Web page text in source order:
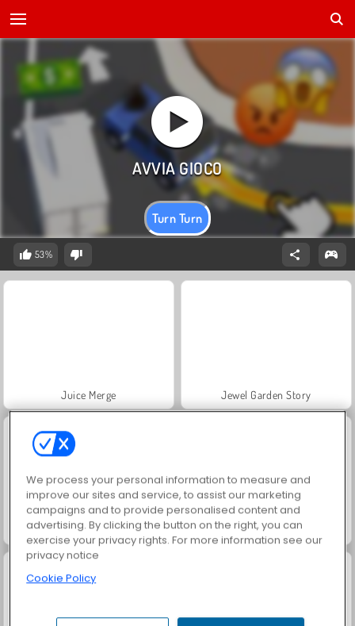
Turn Turn
53%
Juice Merge Jewel Garden Story
Grand Mahjong Connect
We process your personal information to measure and
improve our sites and service, to assist our marketing
campaigns and to provide personalised content and
advertising. By clicking the button on the right, you can
exercise your privacy rights. For more information see our
privacy notice
Cookie Policy